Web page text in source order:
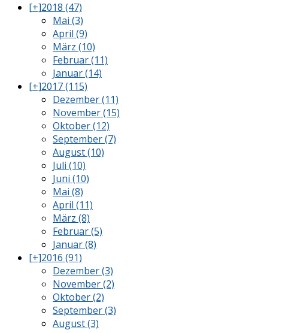
[+]2018 (47)
Mai (3)
April (9)
März (10)
Februar (11)
Januar (14)
[+]2017 (115)
Dezember (11)
November (15)
Oktober (12)
September (7)
August (10)
Juli (10)
Juni (10)
Mai (8)
April (11)
März (8)
Februar (5)
Januar (8)
[+]2016 (91)
Dezember (3)
November (2)
Oktober (2)
September (3)
August (3)